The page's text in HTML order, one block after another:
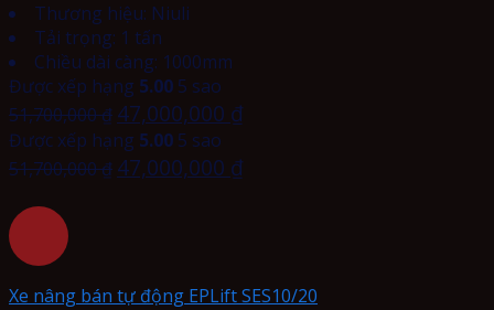
Thương hiệu: Niuli
Tải trọng: 1 tấn
Chiều dài càng: 1000mm
Được xếp hạng 5.00 5 sao
51,700,000₫ 47,000,000 ₫
Được xếp hạng 5.00 5 sao
51,700,000₫ 47,000,000 ₫
Xe nâng bán tự động EPLift SES10/20